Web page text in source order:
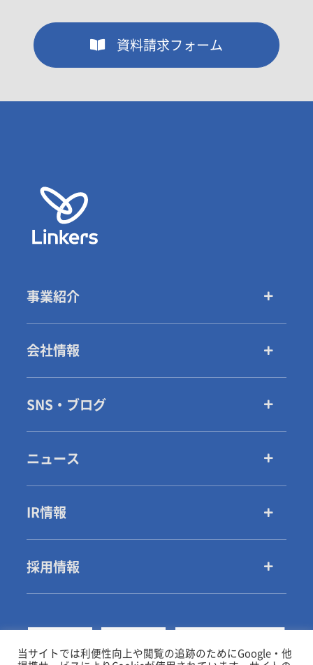
資料請求フォーム
事業紹介
会社情報
SNS・ブログ
ニュース
IR情報
採用情報
当サイトでは利便性向上や閲覧の追跡のためにGoogle・他